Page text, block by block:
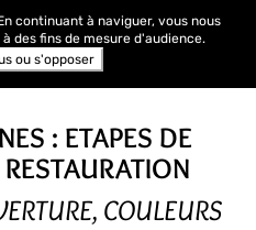
: ETAPES DE
COULEURS
continuant à naviguer, vous nous
des fins de mesure d'audience.
ou s'opposer